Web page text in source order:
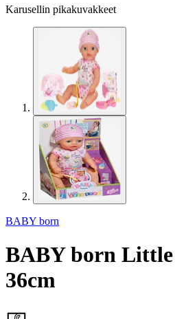
Karusellin pikakuvakkeet
BABY born
BABY born
36cm